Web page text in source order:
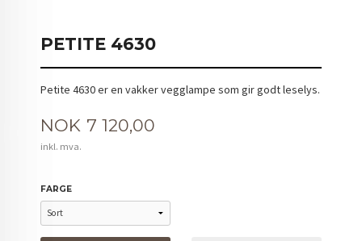
PETITE 4630
Petite 4630 er en vakker vegglampe som gir godt leselys.
Pris
NOK 7 120,00
inkl. mva.
FARGE